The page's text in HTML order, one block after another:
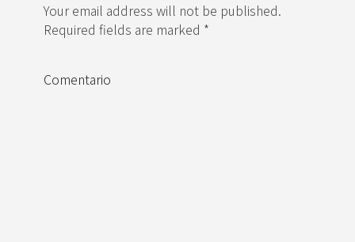
Your email address will not be published.
Required fields are marked *
Comentario